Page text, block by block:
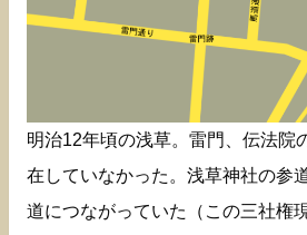
明治12年頃の浅草。雷門、伝法院
在していなかった。浅草神社の参
道につながっていた（この三社権